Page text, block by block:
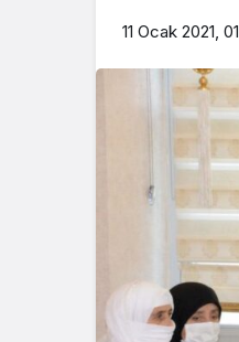
11 Ocak 2021,